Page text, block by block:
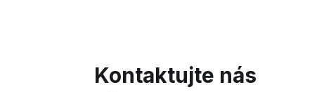
Kontaktujte nás